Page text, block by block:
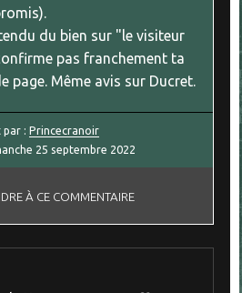
du bien sur "le visiteur
pas franchement ta
page. Même avis sur Ducret.
par : Princecranoir
25 septembre 2022
À CE COMMENTAIRE